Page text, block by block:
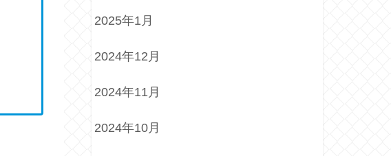
2025年1月
2024年12月
2024年11月
2024年10月